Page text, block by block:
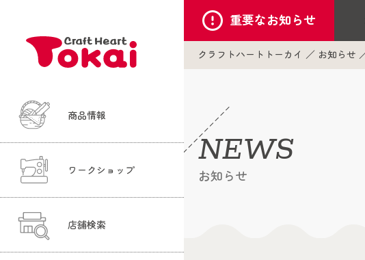
商品情報
ワークショップ
店舗検索
重要なお知らせ
クラフトハートトーカイ お知らせ
NEWS
お知らせ